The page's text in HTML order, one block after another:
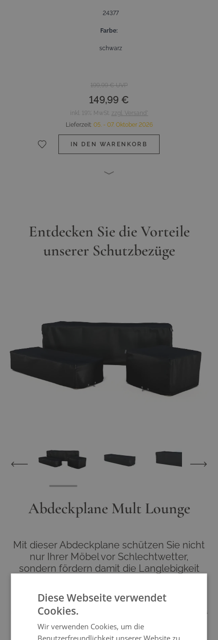
24377
Farbe
schwarz
199,99 €UVP
149,99 €
inkl. 19% MwSt. zzgl. Versand*
Lieferzeit: 05. - 07. Oktober 2026
IN DEN WARENKORB
Entdecken Sie die Vorteile
unserer Schutzbezüge
Abdeckplane Mult Lounge
Mit dieser Abdeckplane schützen Sie nicht
nur Ihrer Möbel vor Schlechtwetter,
sondern fördern damit die Langlebigkeit
Kaum etwas wäre ärgerlicher, als wenn Ihre Möbel aus hochwertigem
Polyrattan oder Aluminium ausgerechnet durch den Faktor Schaden
nehmen, der Ihnen das größte Vergnügen bereitet: Strahlende Sonne. Das
uneingeschränkt Ihren Möbeln. Sie brauchen natürlich keinesfalls zu
Diese Webseite verwendet
Cookies.
Wir verwenden Cookies, um die
Benutzerfreundlichkeit unserer Website zu